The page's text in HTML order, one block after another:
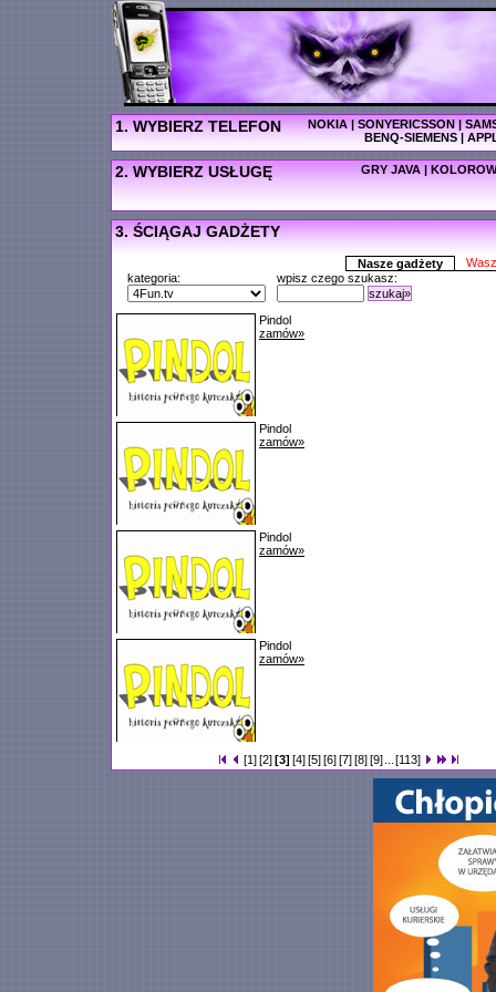
1. WYBIERZ TELEFON NOKIA|SONYERICSSON|
BENQ-SIEMENS|
2. WYBIERZ USŁUGĘ GRY JAVA |
3. ŚCIĄGAJ GADŻETY
Nasze gadżety
kategoria:
wpisz czego szukasz:
szukaj»
Pindol
zamów»
Pindol
zamów»
Pindol
zamów»
Pindol
zamów»
[1][2][3] [4][5][6][7][8][9] [113]